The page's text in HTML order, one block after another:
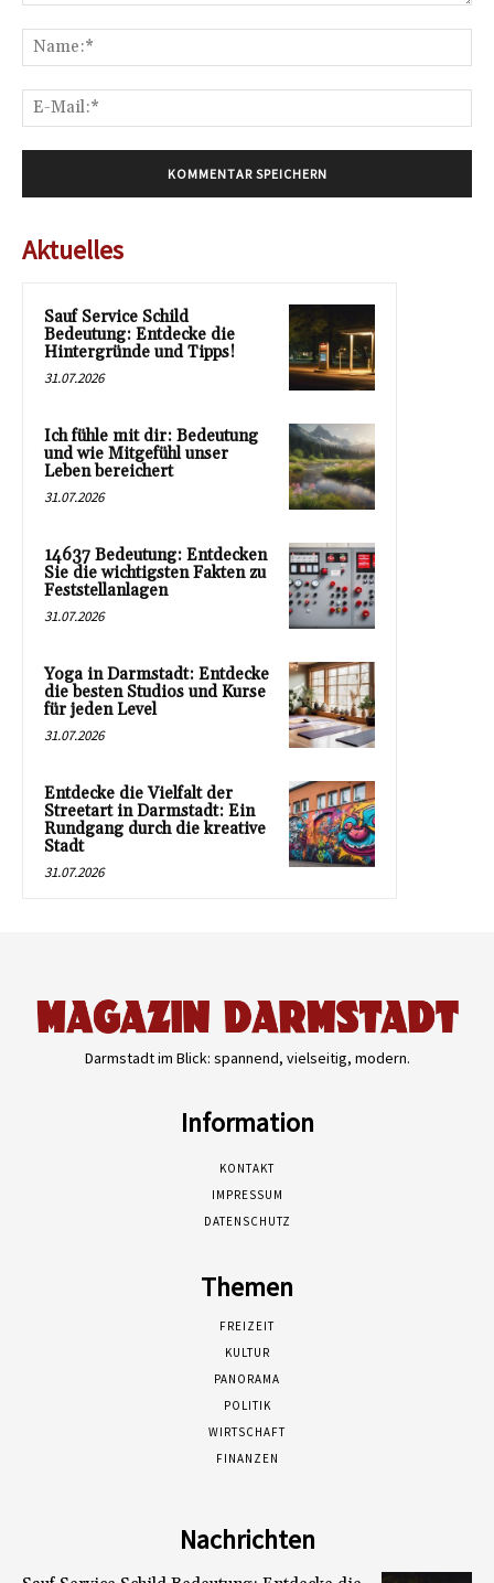
Aktuelles
Sauf Service Schild
Bedeutung: Entdecke die
Hintergründe und Tipps!
31.07.2026
Ich fühle mit dir: Bedeutung
und wie Mitgefühl unser
Leben bereichert
31.07.2026
14637 Bedeutung: Entdecken
Sie die wichtigsten Fakten zu
Feststellanlagen
31.07.2026
Yoga in Darmstadt: Entdecke
die besten Studios und Kurse
für jeden Level
31.07.2026
Entdecke die Vielfalt der
Streetart in Darmstadt: Ein
Rundgang durch die kreative
Stadt
31.07.2026
Darmstadt im Blick: spannend, vielseitig, modern.
Information
KONTAKT
IMPRESSUM
DATENSCHUTZ
Themen
FREIZEIT
KULTUR
PANORAMA
POLITIK
WIRTSCHAFT
FINANZEN
Nachrichten